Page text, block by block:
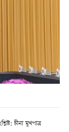
চীনা মুখপাত্র